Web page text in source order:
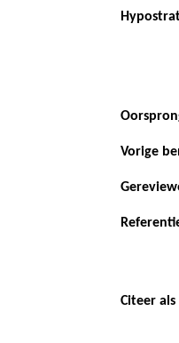
Vorige
Citeer als